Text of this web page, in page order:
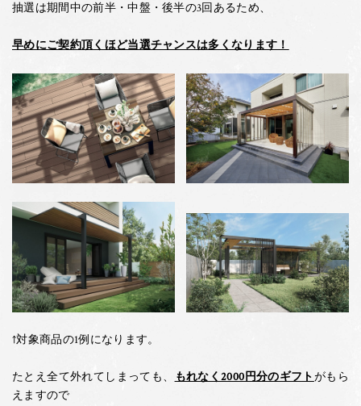
抽選は期間中の前半・中盤・後半の3回あるため、
早めにご契約頂くほど当選チャンスは多くなります！
↑対象商品の1例になります。
たとえ全て外れてしまっても、 もれなく2000円分のギフトがもら
えますので